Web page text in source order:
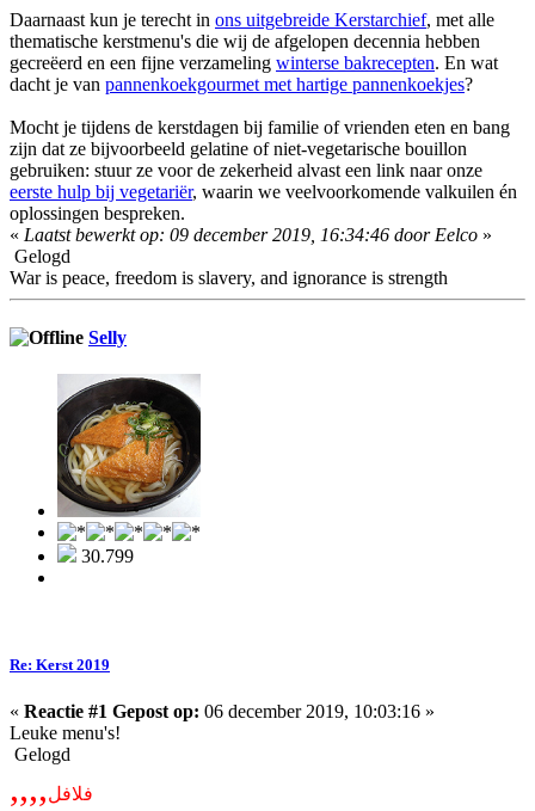
Daarnaast kun je terecht in ons uitgebreide Kerstarchief, met alle
thematische kerstmenu's die wij de afgelopen decennia hebben
gecreëerd en een fijne verzameling winterse bakrecepten. En wat
dacht je van pannenkoekgourmet met hartige pannenkoekjes?
Mocht je tijdens de kerstdagen bij familie of vrienden eten en bang
zijn dat ze bijvoorbeeld gelatine of niet-vegetarische bouillon
gebruiken: stuur ze voor de zekerheid alvast een link naar onze
eerste hulp bij vegetariër, waarin we veelvoorkomende valkuilen én
oplossingen bespreken.
« Laatst bewerkt op: 09 december 2019, 16:34:46 door Eelco »
Gelogd
War is peace, freedom is slavery, and ignorance is strength
Selly
30.799
Re: Kerst 2019
« Reactie #1 Gepost op: 06 december 2019, 10:03:16 »
Leuke menu's!
Gelogd
,,,,فلافل